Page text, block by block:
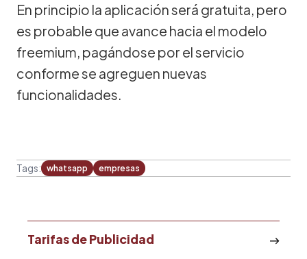
En principio la aplicación será gratuita, pero
es probable que avance hacia el modelo
freemium, pagándose por el servicio
conforme se agreguen nuevas
funcionalidades.
Tags: whatsapp empresas
Tarifas de Publicidad